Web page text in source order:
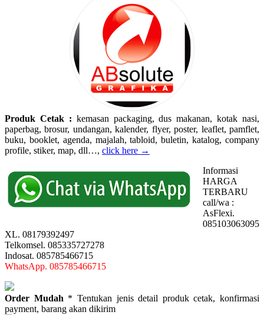
Produk Cetak : kemasan packaging, dus makanan, kotak nasi,
paperbag, brosur, undangan, kalender, flyer, poster, leaflet, pamflet,
buku, booklet, agenda, majalah, tabloid, buletin, katalog, company
profile, stiker, map, dll…, click here →
Informasi
HARGA
TERBARU
call/wa :
AsFlexi.
085103063095
XL. 08179392497
Telkomsel. 085335727278
Indosat. 085785466715
WhatsApp. 085785466715
Order Mudah * Tentukan jenis detail produk cetak, konfirmasi
payment, barang akan dikirim